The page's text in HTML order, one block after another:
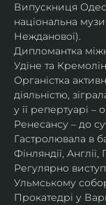
Випускниця
національна
Нежданової).
Дипломантка
Удіне та
Органістка
діяльністю,
у її репертуарі –
Ренесансу – до
Гастролювала в
Фінляндії, Англії,
Регулярно
Ульмському
Прокатедрі у